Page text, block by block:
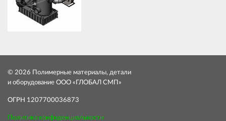
© 2026 Полимерные материалы, детали
и оборудование ООО «ГЛОБАЛ СМП»
ОГРН 1207700036873
Политика конфиденциальности